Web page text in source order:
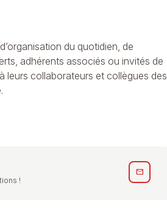
du quotidien, de
adhérents associés ou invités de
leurs collaborateurs et collègues des
!
mail